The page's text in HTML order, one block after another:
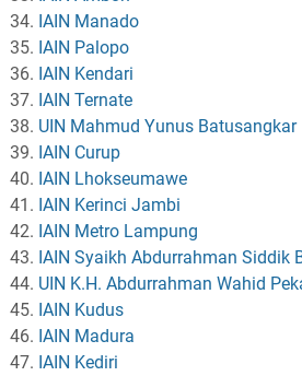
IAIN Manado
IAIN Palopo
IAIN Kendari
IAIN Ternate
UIN Mahmud Yunus Batusangkar
IAIN Curup
IAIN Lhokseumawe
IAIN Kerinci Jambi
IAIN Metro Lampung
IAIN Syaikh Abdurrahman Siddik
UIN K.H. Abdurrahman Wahid
IAIN Kudus
IAIN Madura
IAIN Kediri